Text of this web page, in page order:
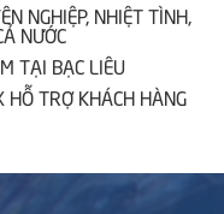
NGHIỆP, NHIỆT TÌNH,
NƯỚC
TẠI BẠC LIÊU
TRỢ KHÁCH HÀNG